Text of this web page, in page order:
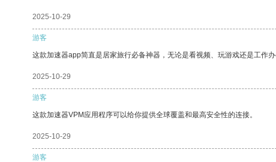
2025-10-29
游客
这款加速器app简直是居家旅行必备神器，无论是看视频、玩游戏还是工作
2025-10-29
游客
这款加速器VPM应用程序可以给你提供全球覆盖和最高安全性的连接。
2025-10-29
游客